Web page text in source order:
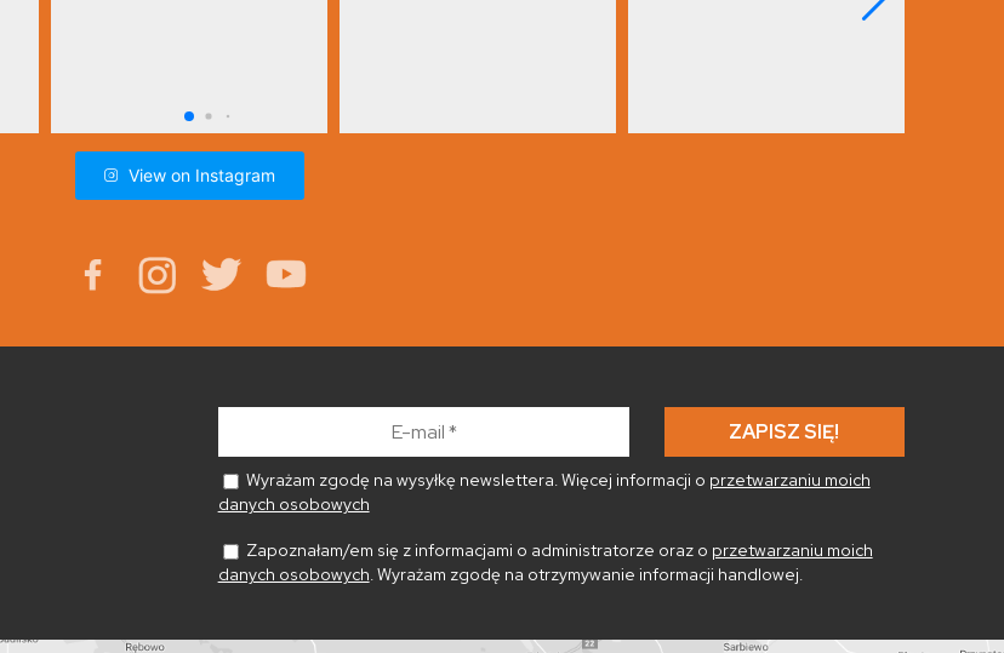
View on Instagram
Wyrażam zgodę na wysyłkę newslettera. Więcej informacji o przetwarzaniu moich
danych osobowych
Zapoznałam/em się z informacjami o administratorze oraz o przetwarzaniu moich
danych osobowych. Wyrażam zgodę na otrzymywanie informacji handlowej.